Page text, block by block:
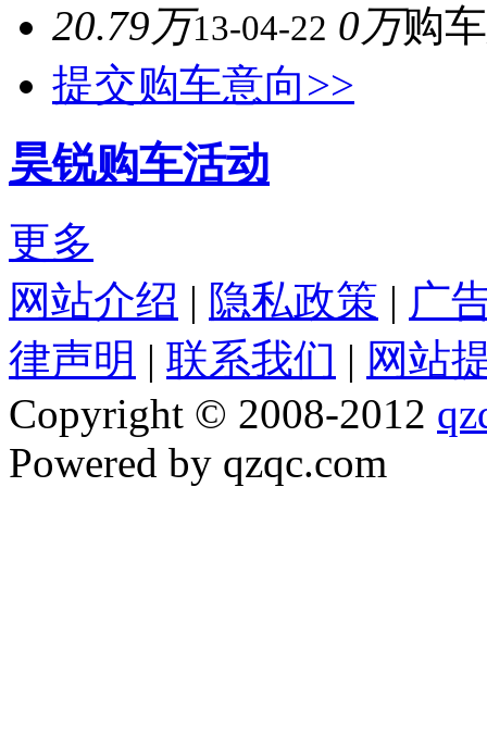
20.79万13-04-22 0万购
提交购车意向>>
昊锐购车活动
更多
网站介绍 | 隐私政策 | 广
律声明 | 联系我们 | 网站
Copyright © 2008-2012
Powered by qzqc.com